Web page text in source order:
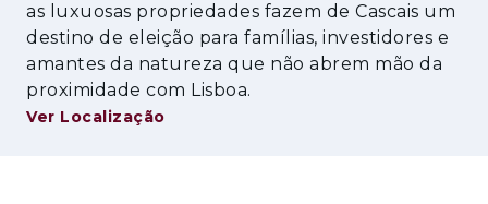
as luxuosas propriedades fazem de Cascais um
destino de eleição para famílias, investidores e
amantes da natureza que não abrem mão da
proximidade com Lisboa.
Ver Localização